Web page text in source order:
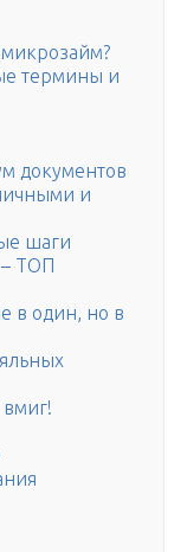
термины и
документов
и
шаги
– ТОП
в один, но в